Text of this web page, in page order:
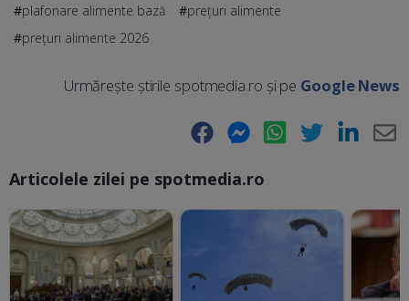
plafonare alimente bază
prețuri alimente
prețuri alimente 2026
Urmărește știrile spotmedia.ro și pe Google News
Facebook Messenger WhatsApp Twitter LinkedIn
Articolele zilei pe spotmedia.ro